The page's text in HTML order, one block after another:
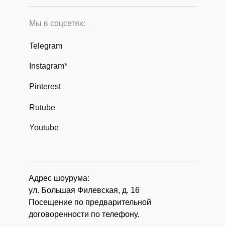
Адрес шоурума:
ул. Большая Филевская, д. 16
Посещение по предварительной
договоренности по телефону.
Мы в соцсетях:
Instagram*
Telegram
Pinterest
Rutube
Youtube